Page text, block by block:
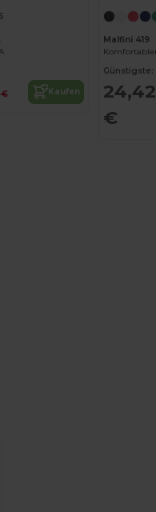
€ Kaufen
Malfini 419
Günstigste:
24,42
€